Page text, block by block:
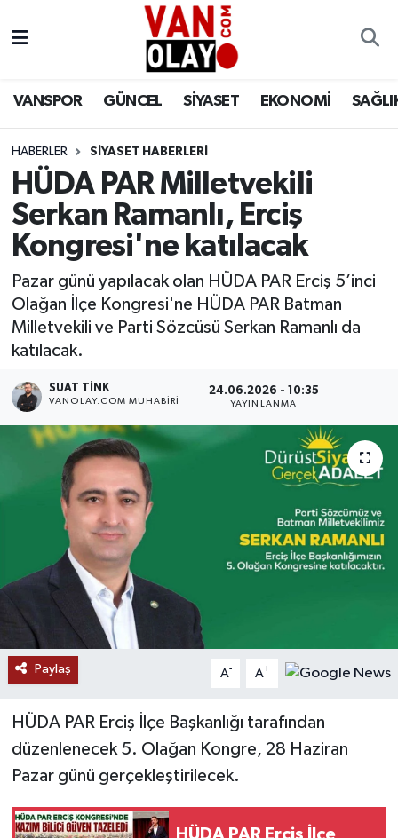
VANSPOR GÜNCEL SİYASET EKONOMİ
HABERLER SİYASET HABERLERİ
HÜDA PAR Milletvekili
Serkan Ramanlı, Erciş
Kongresi'ne katılacak
Pazar günü yapılacak olan HÜDA PAR Erciş 5’inci
Olağan İlçe Kongresi'ne HÜDA PAR Batman
Milletvekili ve Parti Sözcüsü Serkan Ramanlı da
katılacak.
SUAT TINK
VANOLAY.COM MUHABIRI
24.06.2026 - 10:35
YAYINLANMA
Paylaş A- A+
HÜDA PAR Erciş İlçe Başkanlığı tarafından
düzenlenecek 5. Olağan Kongre, 28 Haziran
Pazar günü gerçekleştirilecek.
HÜDA PAR Erciş İlçe
Siyaset
Ekonomi
Sağlık
Eğitim
Dünya
RESMİ İLANLAR
Van Nöbetçi Eczaneler
Van Namaz Vakitleri
Van Trafik Yoğunluk Haritası
Süper Lig Puan Durumu ve Fikstür
Tüm Manşetler
Haber Arşivi